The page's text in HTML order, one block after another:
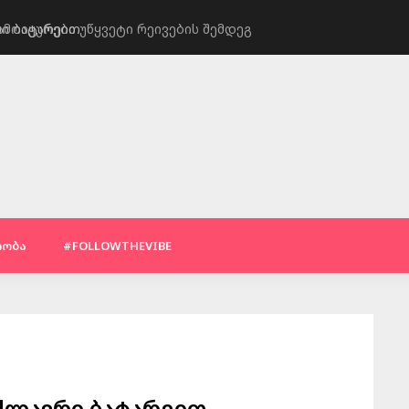
ბატარეით
#FOLLOWTHEVIBE